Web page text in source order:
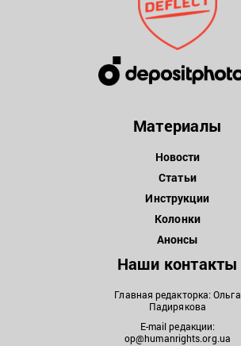
Материалы
Новости
Статьи
Инструкции
Колонки
Анонсы
Наши контакты
Главная редакторка: Ольга
Падирякова
E-mail редакции:
op@humanrights.org.ua